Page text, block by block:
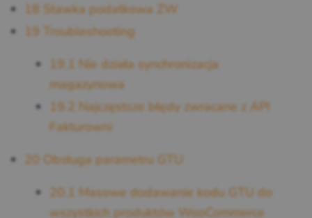
18 Stawka podatkowa ZW
19 Troubleshooting
19.1 Nie działa synchronizacja
magazynowa
19.2 Najczęstsze błędy zwracane z API
Fakturowni
20
Obsługa parametru GTU
20.1 Masowe dodawanie kodu GTU do
wszystkich produktów WooCommerce